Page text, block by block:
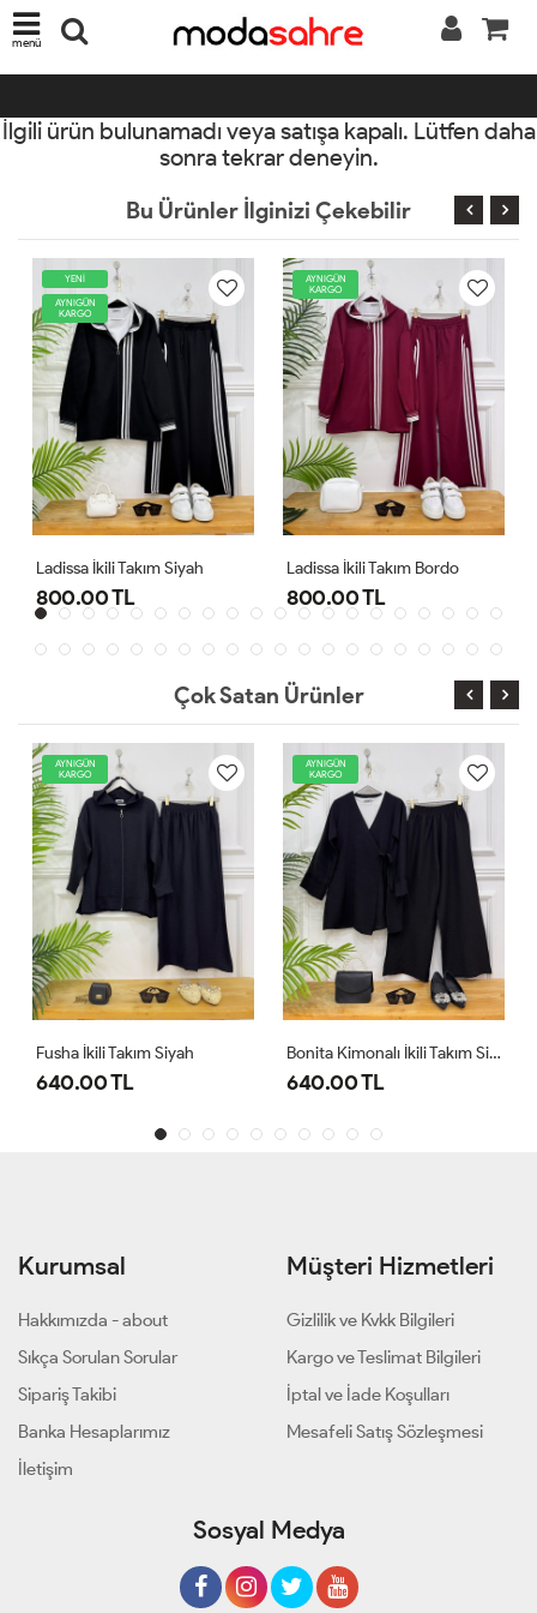
menü
İlgili ürün bulunamadı veya satışa kapalı. Lütfen daha
sonra tekrar deneyin.
Bu Ürünler İlginizi Çekebilir
YENİ
AYNIGÜN
KARGO
Ladissa İkili Takım Siyah
800.00 TL
AYNIGÜN
KARGO
Ladissa İkili Takım Bordo
800.00 TL
Çok Satan Ürünler
AYNIGÜN
KARGO
Fusha İkili Takım Siyah
640.00 TL
AYNIGÜN
KARGO
Bonita Kimonalı İkili Takım Siyah
640.00 TL
Kurumsal
Hakkımızda - about
Sıkça Sorulan Sorular
Sipariş Takibi
Banka Hesaplarımız
İletişim
Müşteri Hizmetleri
Gizlilik ve Kvkk Bilgileri
Kargo ve Teslimat Bilgileri
İptal ve İade Koşulları
Mesafeli Satış Sözleşmesi
Sosyal Medya